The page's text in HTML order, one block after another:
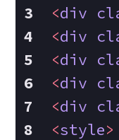
<div
<div
<div
<div
<div
<style>